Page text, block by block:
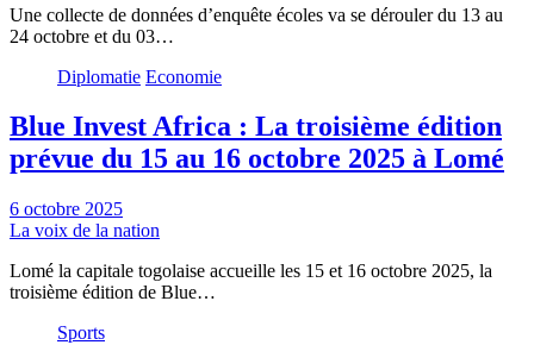
Une collecte de données d’enquête écoles va se dérouler du 13 au
24 octobre et du 03…
Diplomatie Economie
Blue Invest Africa : La troisième édition
prévue du 15 au 16 octobre 2025 à Lomé
6 octobre 2025
La voix de la nation
Lomé la capitale togolaise accueille les 15 et 16 octobre 2025, la
troisième édition de Blue…
Sports